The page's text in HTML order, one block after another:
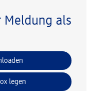
Meldung als
legen